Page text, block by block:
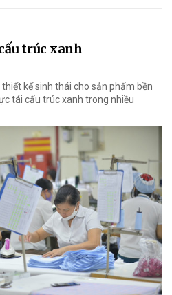
trúc xanh
kế sinh thái cho sản phẩm bền
tái cấu trúc xanh trong nhiều